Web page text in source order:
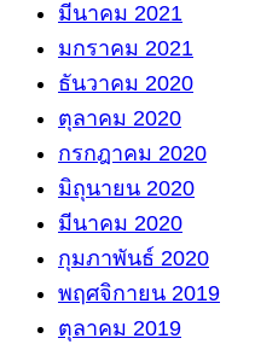
มีนาคม 2021
มกราคม 2021
ธันวาคม 2020
ตุลาคม 2020
กรกฎาคม 2020
มิถุนายน 2020
มีนาคม 2020
กุมภาพันธ์ 2020
พฤศจิกายน 2019
ตุลาคม 2019